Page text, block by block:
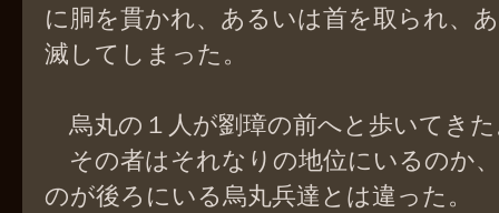
に胴を貫かれ、あるいは首を取られ、
滅してしまった。
烏丸の１人が劉璋の前へと歩いてき
その者はそれなりの地位にいるのか
のが後ろにいる烏丸兵達とは違った。